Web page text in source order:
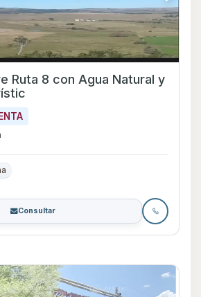
Ruta 8 con Agua Natural y
Consultar